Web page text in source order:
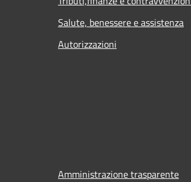
Salute, benessere e assistenza
Autorizzazioni
Amministrazione trasparente